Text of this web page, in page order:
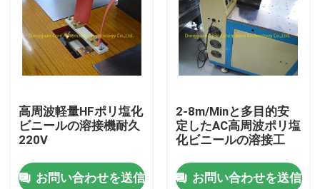
家
高周波軽量HFポリ塩化
ビニールの溶接機耐久
220V
お問い合わせを送信
2-8m/Minと多目的安
定したAC高周波ポリ塩
化ビニールの溶接工
お問い合わせを送信